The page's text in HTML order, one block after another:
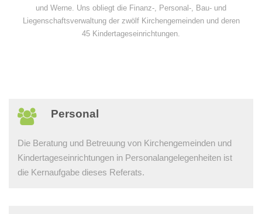
und Werne. Uns obliegt die Finanz-, Personal-, Bau- und
Liegenschaftsverwaltung der zwölf Kirchengemeinden und deren
45 Kindertageseinrichtungen.
Personal
Die Beratung und Betreuung von Kirchengemeinden und
Kindertageseinrichtungen in Personalangelegenheiten ist
die Kernaufgabe dieses Referats.